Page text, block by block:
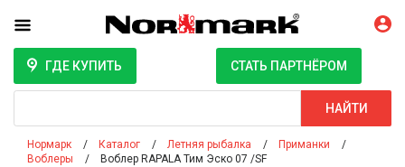
ГДЕ КУПИТЬ СТАТЬ ПАРТНЁРОМ
НАЙТИ
Нормарк Каталог Летняя рыбалка
Приманки
Воблеры
Воблер RAPALA Тим Эско 07 /SF